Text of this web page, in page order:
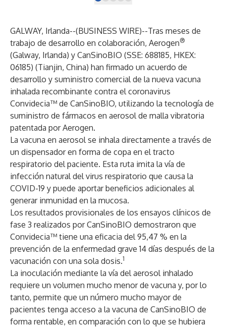
GALWAY, Irlanda--(BUSINESS WIRE)--Tras meses de
trabajo de desarrollo en colaboración, Aerogen®
(Galway, Irlanda) y CanSinoBIO (SSE: 688185, HKEX:
06185) (Tianjin, China) han firmado un acuerdo de
desarrollo y suministro comercial de la nueva vacuna
inhalada recombinante contra el coronavirus
Convidecia™ de CanSinoBIO, utilizando la tecnología de
suministro de fármacos en aerosol de malla vibratoria
patentada por Aerogen.
La vacuna en aerosol se inhala directamente a través de
un dispensador en forma de copa en el tracto
respiratorio del paciente. Esta ruta imita la vía de
infección natural del virus respiratorio que causa la
COVID-19 y puede aportar beneficios adicionales al
generar inmunidad en la mucosa.
Los resultados provisionales de los ensayos clínicos de
fase 3 realizados por CanSinoBIO demostraron que
Convidecia™ tiene una eficacia del 95,47 % en la
prevención de la enfermedad grave 14 días después de la
vacunación con una sola dosis.1
La inoculación mediante la vía del aerosol inhalado
requiere un volumen mucho menor de vacuna y, por lo
tanto, permite que un número mucho mayor de
pacientes tenga acceso a la vacuna de CanSinoBIO de
forma rentable, en comparación con lo que se hubiera